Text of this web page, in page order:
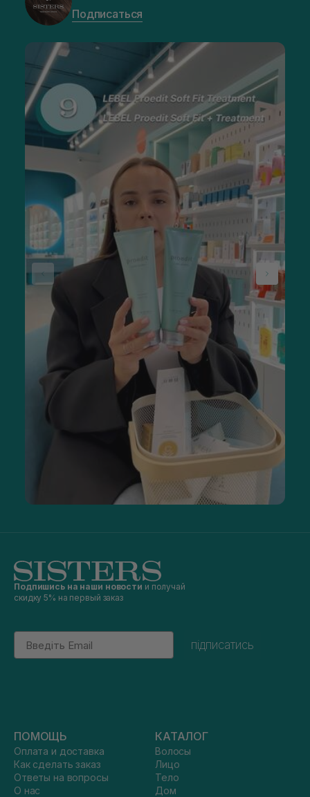
Подписаться
Подпишись на наши новости и получай
скидку 5% на первый заказ
Email
підписатись
ПОМОЩЬ
Оплата и доставка
Как сделать заказ
Ответы на вопросы
О нас
КАТАЛОГ
Волосы
Лицо
Тело
Дом